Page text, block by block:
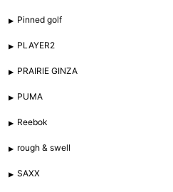
Pinned golf
PLAYER2
PRAIRIE GINZA
PUMA
Reebok
rough & swell
SAXX